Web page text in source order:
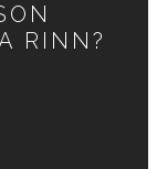
RINN?